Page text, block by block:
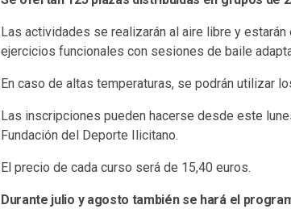
Las actividades se realizarán al aire libre y
ejercicios funcionales con sesiones de baile
En caso de altas temperaturas, se podrán utilizar
Las inscripciones pueden hacerse desde este
Fundación del Deporte Ilicitano.
El precio de cada curso será de 15,40 euros.
Durante julio y agosto también se hará el